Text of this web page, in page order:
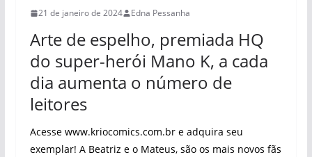
21 de janeiro de 2024 Edna Pessanha
Arte de espelho, premiada HQ
do super-herói Mano K, a cada
dia aumenta o número de
leitores
Acesse www.kriocomics.com.br e adquira seu
exemplar! A Beatriz e o Mateus, são os mais novos fãs